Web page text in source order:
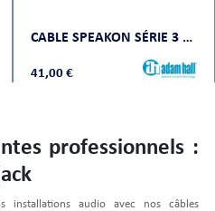
CABLE SPEAKON SÉRIE 3 STAR 15 MÈTRES
41,00 €
professionnels :
installations audio avec nos câbles